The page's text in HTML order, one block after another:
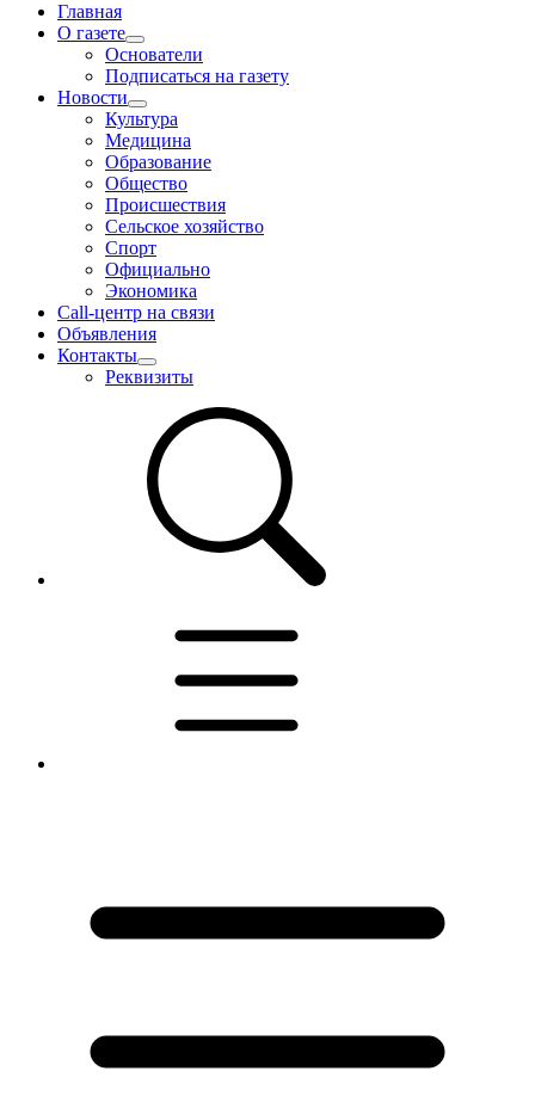
Главная
О газете
Основатели
Подписаться на газету
Новости
Культура
Медицина
Образование
Общество
Происшествия
Сельское хозяйство
Спорт
Официально
Экономика
Call-центр на связи
Объявления
Контакты
Реквизиты